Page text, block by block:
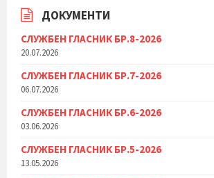
ДОКУМЕНТИ
СЛУЖБЕН ГЛАСНИК БР.8-2026
20.07.2026
СЛУЖБЕН ГЛАСНИК БР.7-2026
06.07.2026
СЛУЖБЕН ГЛАСНИК БР.6-2026
03.06.2026
СЛУЖБЕН ГЛАСНИК БР.5-2026
13.05.2026